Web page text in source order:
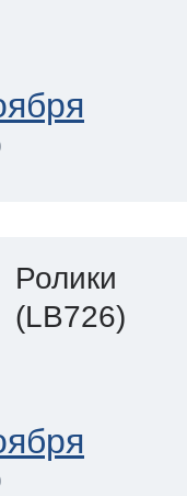
Ролики
(LB726)